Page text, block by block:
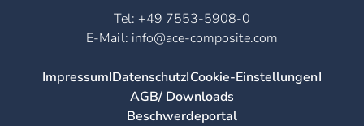
Tel: +49 7553-5908-0
E-Mail: info@ace-composite.com
ImpressumIDatenschutzICookie-EinstellungenI
AGB/ Downloads
Beschwerdeportal